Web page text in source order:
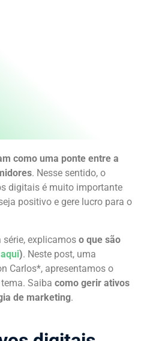
como uma ponte entre a
. Nesse sentido, o
digitais é muito importante
positivo e gere lucro para o
série, explicamos o que são
aqui). Neste post, uma
Carlos*, apresentamos o
Saiba como gerir ativos
de marketing.